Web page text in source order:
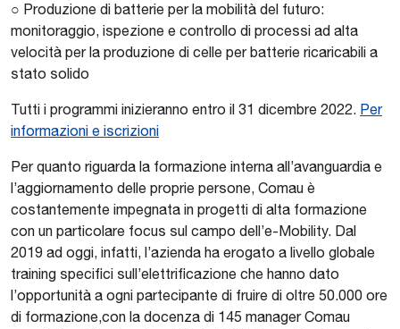
○ Produzione di batterie per la mobilità del futuro:
monitoraggio, ispezione e controllo di processi ad alta
velocità per la produzione di celle per batterie ricaricabili a
stato solido
Tutti i programmi inizieranno entro il 31 dicembre 2022. Per
informazioni e iscrizioni
Per quanto riguarda la formazione interna all’avanguardia e
l’aggiornamento delle proprie persone, Comau è
costantemente impegnata in progetti di alta formazione
con un particolare focus sul campo dell’e-Mobility. Dal
2019 ad oggi, infatti, l’azienda ha erogato a livello globale
training specifici sull’elettrificazione che hanno dato
l’opportunità a ogni partecipante di fruire di oltre 50.000 ore
di formazione,con la docenza di 145 manager Comau